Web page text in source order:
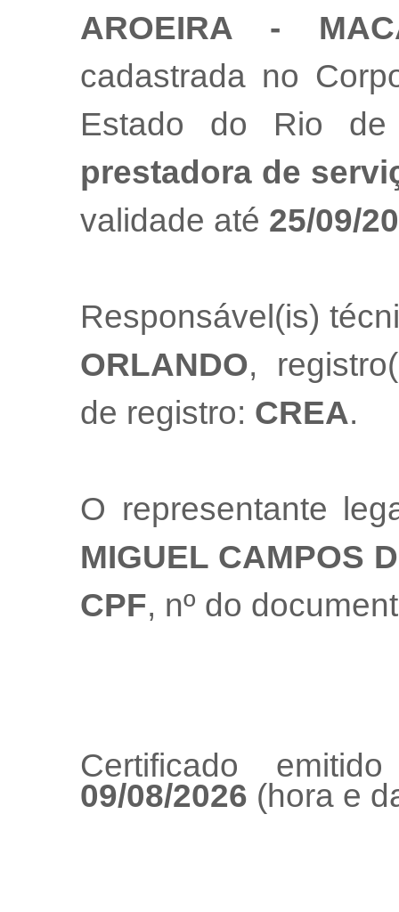
AROEIRA -
cadastrada no
Estado do Rio
prestadora de
validade até 25/09/
Responsável(is)
ORLANDO,
de registro: CREA.
O representante
MIGUEL CAMPOS
CPF, nº do
Certificado
09/08/2026 (hora e